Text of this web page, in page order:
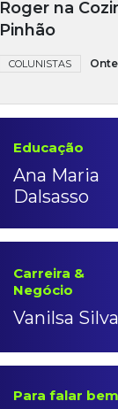
Roger na
Pinhão
COLUNISTAS
Educação
Ana Maria
Dalsasso
Carreira &
Negócio
Vanilsa
Para falar